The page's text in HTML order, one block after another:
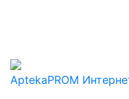
AptekaPROM